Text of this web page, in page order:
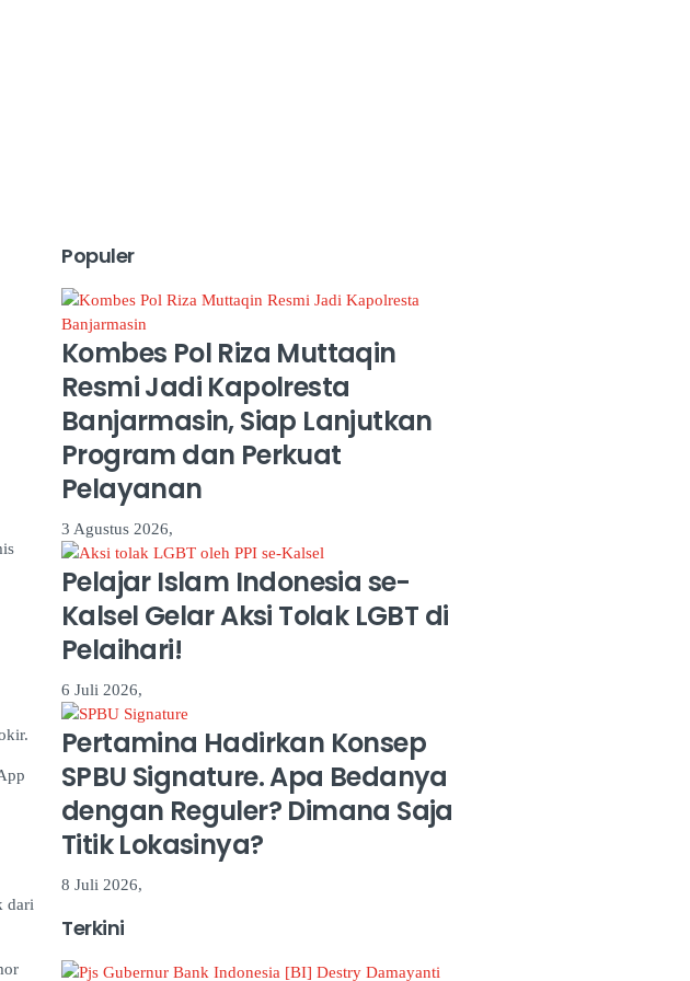
dari
Populer
Kombes Pol Riza Muttaqin
Resmi Jadi Kapolresta
Banjarmasin, Siap Lanjutkan
Program dan Perkuat
Pelayanan
3 Agustus 2026,
Pelajar Islam Indonesia se-
Kalsel Gelar Aksi Tolak LGBT di
Pelaihari!
6 Juli 2026,
Pertamina Hadirkan Konsep
SPBU Signature. Apa Bedanya
dengan Reguler? Dimana Saja
Titik Lokasinya?
8 Juli 2026,
Terkini